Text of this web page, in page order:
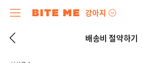
강아지
배송비 절약하기